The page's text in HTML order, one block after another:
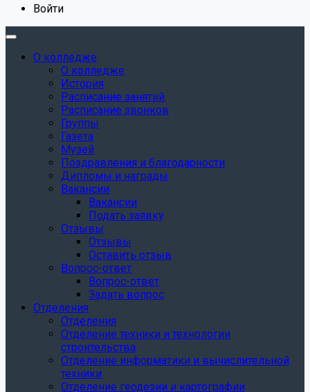
Войти
О колледже
О колледже
История
Расписание занятий
Расписание звонков
Группы
Газета
Музей
Поздравления и благодарности
Дипломы и награды
Вакансии
Вакансии
Подать заявку
Отзывы
Отзывы
Оставить отзыв
Вопрос-ответ
Вопрос-ответ
Задать вопрос
Отделения
Отделения
Отделение техники и технологии
строительства
Отделение информатики и вычислительной
техники
Отделение геодезии и картографии